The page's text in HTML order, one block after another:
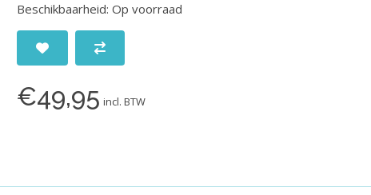
Beschikbaarheid: Op voorraad
€49,95 incl. BTW